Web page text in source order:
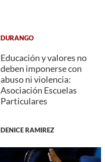
DURANGO
Educación y valores no
deben imponerse con
abuso ni violencia:
Asociación Escuelas
Particulares
DENICE RAMIREZ